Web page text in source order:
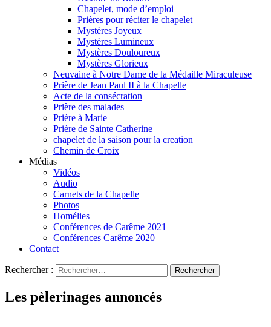
Chapelet, mode d’emploi
Prières pour réciter le chapelet
Mystères Joyeux
Mystères Lumineux
Mystères Douloureux
Mystères Glorieux
Neuvaine à Notre Dame de la Médaille Miraculeuse
Prière de Jean Paul II à la Chapelle
Acte de la consécration
Prière des malades
Prière à Marie
Prière de Sainte Catherine
chapelet de la saison pour la creation
Chemin de Croix
Médias
Vidéos
Audio
Carnets de la Chapelle
Photos
Homélies
Conférences de Carême 2021
Conférences Carême 2020
Contact
Rechercher :
Les pèlerinages annoncés